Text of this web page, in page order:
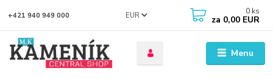
Menu
EUR
+421 940 949 000 0 ks
za 0,00 EUR